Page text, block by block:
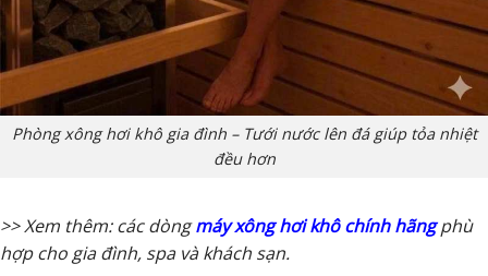
Phòng xông hơi khô gia đình – Tưới nước lên đá giúp tỏa nhiệt
đều hơn
>> Xem thêm: các dòngmáy xông hơi khô chính hãngphù
hợp cho gia đình, spa và khách sạn.